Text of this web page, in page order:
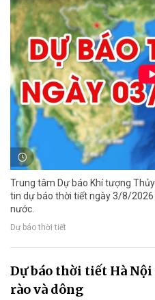
Trung tâm Dự báo Khí tượng
tin dự báo thời tiết ngày 3/8/2026
nước.
Dự báo thời tiết
Dự báo thời tiết Hà Nội
rào và dông